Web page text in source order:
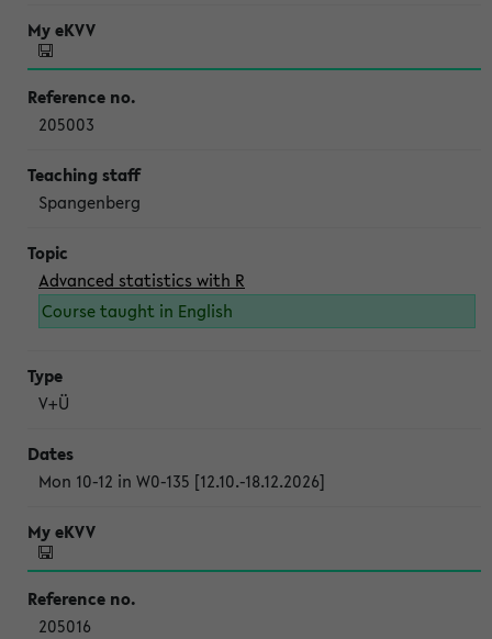
205003
Spangenberg
Advanced statistics with R
Course taught in English
V+Ü
Mon 10-12 in W0-135 [12.10.-18.12.2026]
205016